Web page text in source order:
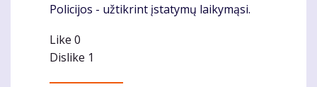
Policijos - užtikrint įstatymų laikymąsi.
Like 0
Dislike 1